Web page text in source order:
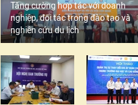
Tăng cường hợp tác với doanh
nghiệp, đối tác trong đào tạo và
nghiên cứu du lịch